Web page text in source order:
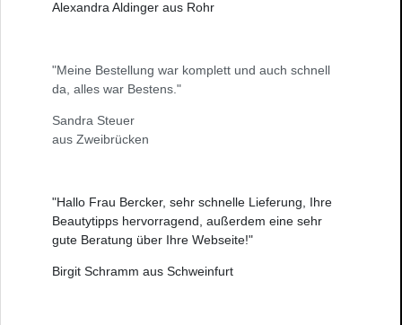
Alexandra Aldinger aus Rohr
"Meine Bestellung war komplett und auch schnell
da, alles war Bestens."
Sandra Steuer
aus Zweibrücken
"Hallo Frau Bercker, sehr schnelle Lieferung, Ihre
Beautytipps hervorragend, außerdem eine sehr
gute Beratung über Ihre Webseite!"
Birgit Schramm aus Schweinfurt